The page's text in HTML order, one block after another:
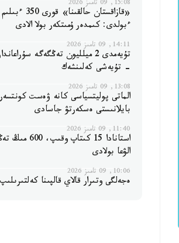
15:08, 09 تامىز 2026
«قازاقستان
ءبولدى: كىمدەر ۇمىتكەر بولا الادى
14:11, 09 تامىز 2026
تۇيەمدى 2 ميلليون تەڭگەگە
- تۇيەشى كەلىنشەك
13:08, 09 تامىز 2026
الماتى پوليتسياسى كانە ۋەست
بايلانىستى ەسكەرتۋ جاسادى
11:40, 09 تامىز 2026
استانادا 15 كىتاپ
الۋعا بولادى
10:06, 09 تامىز 2026
ەجەلگى وتىرار قالاي قالپىنا